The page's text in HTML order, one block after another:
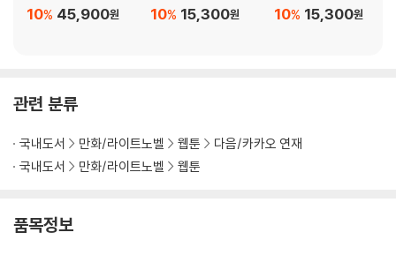
45,900원
10% 15,300원
10% 15,300원
10%
관련 분류
국내도서 만화/라이트노벨 웹툰
다음/카카오 연재
국내도서
만화/라이트노벨 웹툰
품목정보